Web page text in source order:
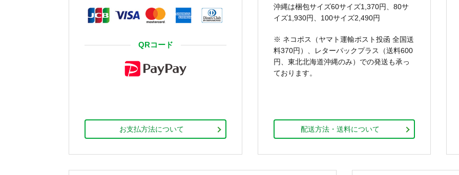
QRコード
お支払方法について
沖縄は梱包サイズ60サイズ1,370円、80サ
イズ1,930円、100サイズ2,490円
※ ネコポス（ヤマト運輸ポスト投函 全国送
料370円）、レターパックプラス（送料600
円、東北北海道沖縄のみ）での発送も承っ
ております。
配送方法・送料について